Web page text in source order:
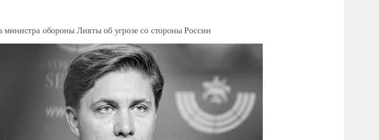
министра обороны Ливты об угрозе со стороны России